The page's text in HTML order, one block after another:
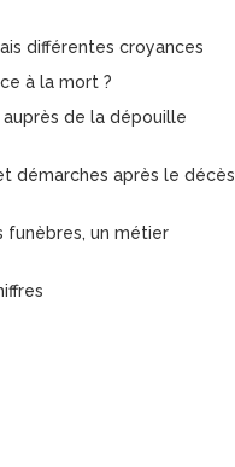
différentes croyances
à la mort ?
de la dépouille
démarches après le décès
funèbres, un métier